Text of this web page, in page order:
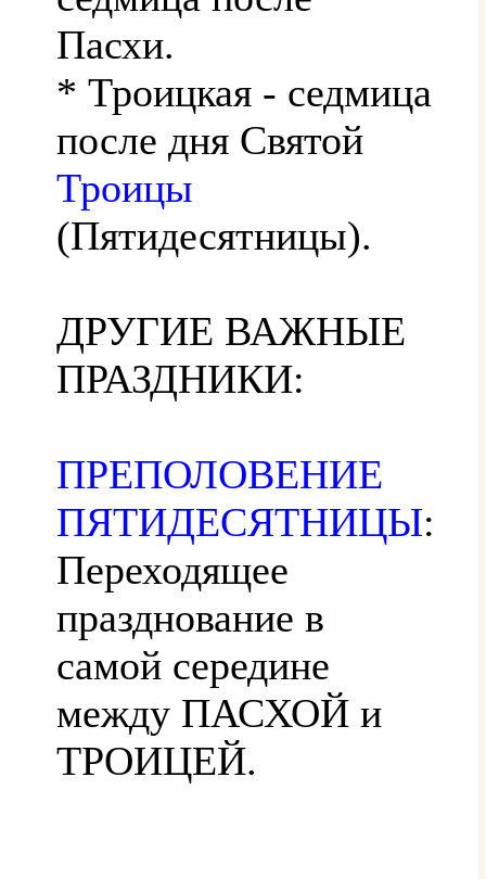
Пасхи.
* Троицкая - седмица
после дня Святой
Троицы
(Пятидесятницы).
ДРУГИЕ ВАЖНЫЕ
ПРАЗДНИКИ:
ПРЕПОЛОВЕНИЕ
ПЯТИДЕСЯТНИЦЫ:
Переходящее
празднование в
самой середине
между ПАСХОЙ и
ТРОИЦЕЙ.